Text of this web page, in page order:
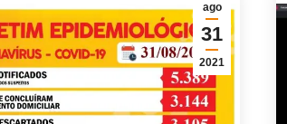
ago
31
2021